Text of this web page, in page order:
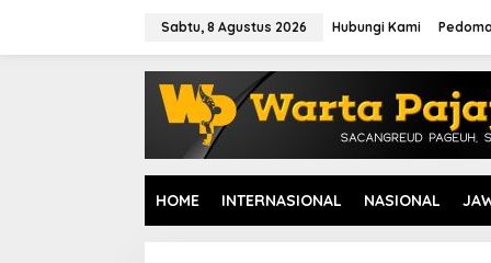
Sabtu, 8 Agustus 2026 Hubungi Kami
HOME INTERNASIONAL NASIONAL